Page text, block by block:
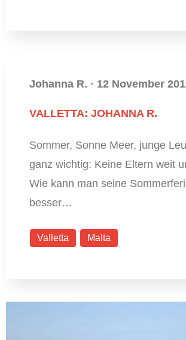
Johanna R. · 12 November
VALLETTA: JOHANNA R.
Sommer, Sonne Meer, junge
ganz wichtig: Keine Eltern weit
Wie kann man seine
besser…
Valletta Malta